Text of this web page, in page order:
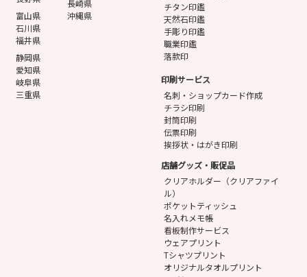
富山県
石川県
福井県
静岡県
愛知県
岐阜県
三重県
長崎県
沖縄県
チタン印鑑
天然石印鑑
手彫り印鑑
職業印鑑
落款印
印刷サービス
名刺・ショップカード作成
チラシ印刷
封筒印刷
伝票印刷
挨拶状・はがき印刷
店舗グッズ・販促品
クリアホルダー（クリアファイ
ル）
ポケットティッシュ
名入れメモ帳
看板制作サービス
ウェアプリント
Tシャツプリント
オリジナルタオルプリント